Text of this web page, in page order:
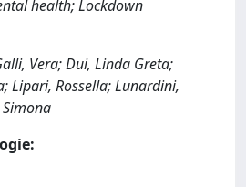
health; Lockdown
Vera; Dui, Linda Greta;
Lipari, Rossella; Lunardini,